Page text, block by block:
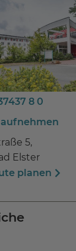
/ Fitness
Schwimmbad
8 0
5,
Elster
planen